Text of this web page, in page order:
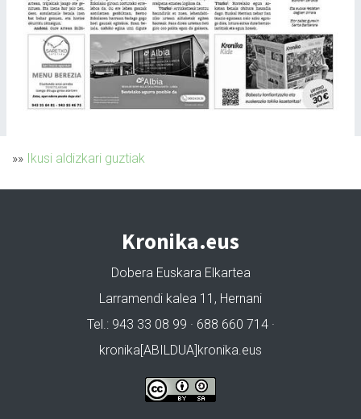
»» Ikusi aldizkari guztiak
Kronika.eus
Dobera Euskara Elkartea
Larramendi kalea 11, Hernani
Tel.: 943 33 08 99 · 688 660 714 ·
kronika[ABILDUA]kronika.eus